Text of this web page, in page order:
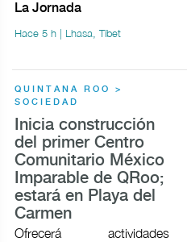
La Jornada
Hace 5 h | Lhasa, Tíbet
QUINTANA ROO >
SOCIEDAD
Inicia construcción
del primer Centro
Comunitario México
Imparable de QRoo;
estará en Playa del
Carmen
Ofrecerá actividades